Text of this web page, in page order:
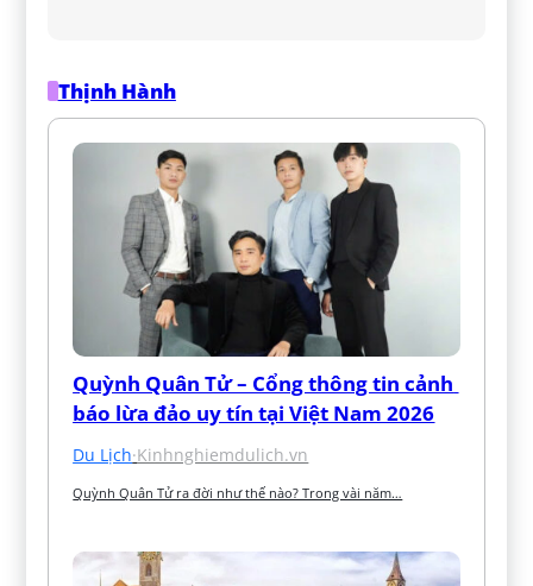
Thịnh Hành
Quỳnh Quân Tử – Cổng thông tin cảnh
báo lừa đảo uy tín tại Việt Nam 2026
Du Lịch·Kinhnghiemdulich.vn
Quỳnh Quân Tử ra đời như thế nào? Trong vài năm…